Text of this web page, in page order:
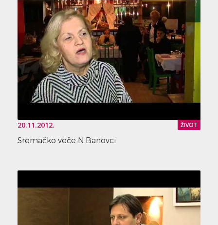
20.11.2012. ŽIVOT
Sremačko veče N.Banovci